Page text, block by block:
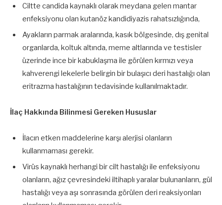
Ciltte candida kaynaklı olarak meydana gelen mantar
enfeksiyonu olan kutanöz kandidiyazis rahatsızlığında,
Ayakların parmak aralarında, kasık bölgesinde, dış genital
organlarda, koltuk altında, meme altlarında ve testisler
üzerinde ince bir kabuklaşma ile görülen kırmızı veya
kahverengi lekelerle belirgin bir bulaşıcı deri hastalığı olan
eritrazma hastalığının tedavisinde kullanılmaktadır.
İlaç Hakkında Bilinmesi Gereken Hususlar
İlacın etken maddelerine karşı alerjisi olanların
kullanmaması gerekir.
Virüs kaynaklı herhangi bir cilt hastalığı ile enfeksiyonu
olanların, ağız çevresindeki iltihaplı yaralar bulunanların, gül
hastalığı veya aşı sonrasında görülen deri reaksiyonları